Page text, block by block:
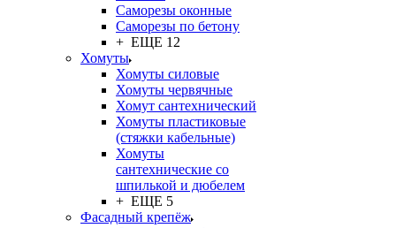
Саморезы оконные
Саморезы по бетону
+ ЕЩЕ 12
Хомуты
Хомуты силовые
Хомуты червячные
Хомут сантехнический
Хомуты пластиковые
(стяжки кабельные)
Хомуты
сантехнические со
шпилькой и дюбелем
+ ЕЩЕ 5
Фасадный крепёж